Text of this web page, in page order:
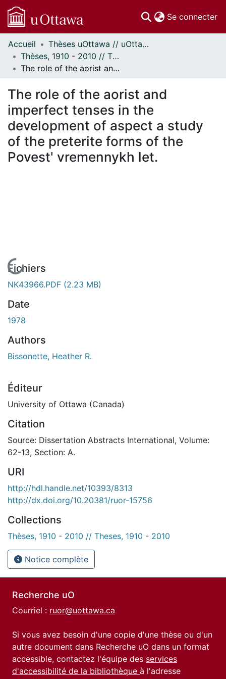
Se connecter
Communautés
et collections
Parcourir
À propos
Accueil
Thèses uOttawa // uOttawa Theses
Thèses, 1910 - 2010 // Theses, 1910 - 2010
The role of the aorist and imperfect tenses in the development of aspect a study of the preterite forms of the Povest' vremennykh let.
The role of the aorist and
imperfect tenses in the
development of aspect a study
of the preterite forms of the
Povest' vremennykh let.
En cours de chargement...
Fichiers
NK43966.PDF (2.23 MB)
Date
1978
Authors
Bissonette, Heather R.
Éditeur
University of Ottawa (Canada)
Citation
Source: Dissertation Abstracts International, Volume:
62-13, Section: A.
URI
http://hdl.handle.net/10393/8313
http://dx.doi.org/10.20381/ruor-15756
Collections
Thèses, 1910 - 2010 // Theses, 1910 - 2010
Notice complète
Recherche uO
Courriel : ruor@uottawa.ca
Si vous avez besoin d'une copie d'une thèse ou d'un
autre document dans Recherche uO dans un format
accessible, contactez l'équipe des services
d'accessibilité de la bibliothèque à l'adresse